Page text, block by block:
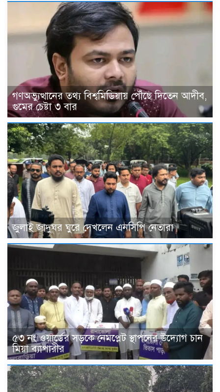
গণঅভ্যুত্থানের তথ্য বিশ্বমিডিয়ায় পৌঁছে দিতেন আদীব,
গুমের চেষ্টা ৩ বার
জুলাই জাদুঘর ঘুরে দেখলেন এনসিপি নেতারা
৫৩ নং ওয়ার্ডের সড়কে নেমপ্লেট স্থাপনের উদ্যোগ চান
মিয়া ব্যাপারীর